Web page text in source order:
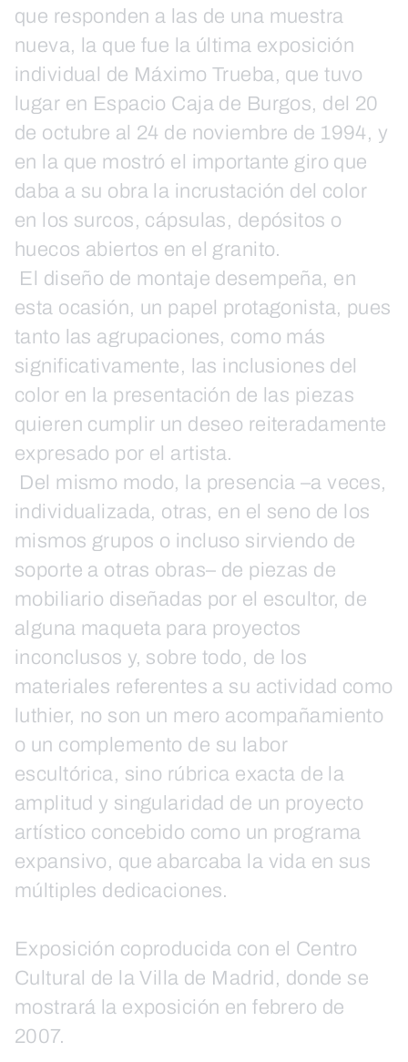
que responden a las de una muestra
nueva, la que fue la última exposición
individual de Máximo Trueba, que tuvo
lugar en Espacio Caja de Burgos, del 20
de octubre al 24 de noviembre de 1994, y
en la que mostró el importante giro que
daba a su obra la incrustación del color
en los surcos, cápsulas, depósitos o
huecos abiertos en el granito.
El diseño de montaje desempeña, en
esta ocasión, un papel protagonista, pues
tanto las agrupaciones, como más
significativamente, las inclusiones del
color en la presentación de las piezas
quieren cumplir un deseo reiteradamente
expresado por el artista.
Del mismo modo, la presencia –a veces,
individualizada, otras, en el seno de los
mismos grupos o incluso sirviendo de
soporte a otras obras– de piezas de
mobiliario diseñadas por el escultor, de
alguna maqueta para proyectos
inconclusos y, sobre todo, de los
materiales referentes a su actividad como
luthier, no son un mero acompañamiento
o un complemento de su labor
escultórica, sino rúbrica exacta de la
amplitud y singularidad de un proyecto
artístico concebido como un programa
expansivo, que abarcaba la vida en sus
múltiples dedicaciones.
Exposición coproducida con el Centro
Cultural de la Villa de Madrid, donde se
mostrará la exposición en febrero de
2007.